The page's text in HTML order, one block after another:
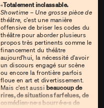
«Totalement inclassable.
Showtime – Une grosse pièce de
théâtre, c'est une manière
offensive de briser les codes du
théâtre pour aborder plusieurs
propos très pertinents comme le
financement du théâtre
aujourd'hui, la nécessité d'avoir
un discours engagé sur scène
ou encore la frontière parfois
floue en art et divertissement.
Mais c'est aussibeaucoup de
rires, de situations farfelues, de
comédien·ne·s bourré·e·s de